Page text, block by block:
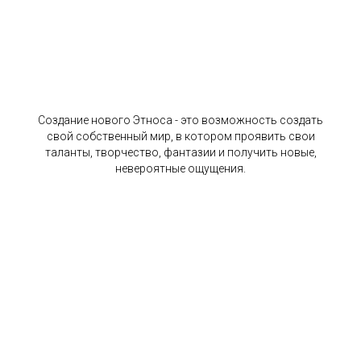
Создание нового Этноса - это возможность создать
свой собственный мир, в котором проявить свои
таланты, творчество, фантазии и получить новые,
невероятные ощущения.